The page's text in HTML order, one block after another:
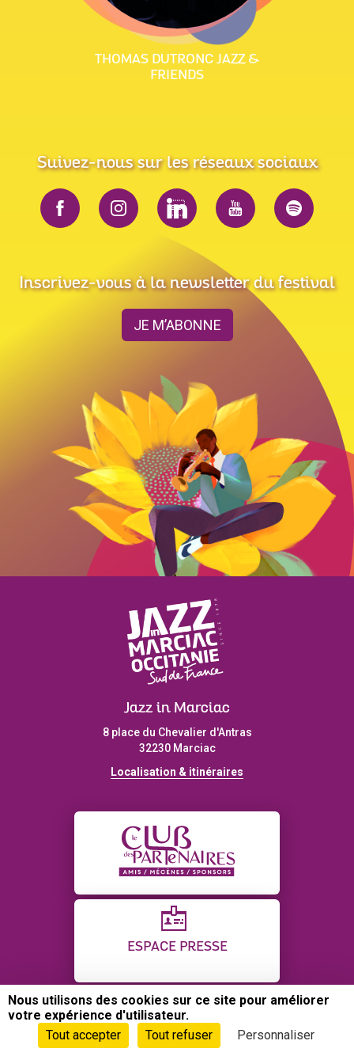
THOMAS DUTRONC JAZZ &
FRIENDS
Suivez-nous sur les réseaux sociaux
Inscrivez-vous à la newsletter du festival
JE M’ABONNE
Jazz in Marciac
8 place du Chevalier d'Antras
32230 Marciac
Localisation & itinéraires
ESPACE PRESSE
CONTACT PLAN DU SITE
POLITIQUE DE CONFIDENTIALITÉ
GESTION DES COOKIES
Nous utilisons des cookies sur ce site pour améliorer
votre expérience d'utilisateur.
Tout accepter
Tout refuser Personnaliser